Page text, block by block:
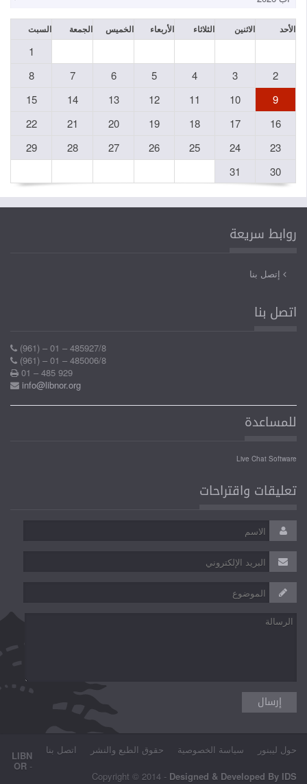
الأحد الاثنين الثلاثاء الأربعاء الخميس الجمعة السبت
1
2
3
4
5
6
7
8
9
10
11
12
13
14
15
16
17
18
19
20
21
22
23
24
25
26
27
28
29
30
31
روابط سريعة
إتصل بنا
اتصل بنا
(961) – 01 – 485927/8
(961) – 01 – 485006/8
01 – 485 929
info@libnor.org
للمساعدة
Live Chat Software
تعليقات واقتراحات
حول ليبنور سياسة الخصوصية حقوق الطبع والنشر اتصل بنا LIBN
OR -
Copyright © 2014 - Designed & Developed By IDS